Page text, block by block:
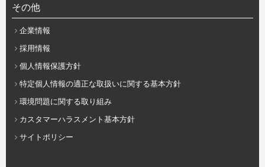
その他
企業情報
採用情報
個人情報保護方針
特定個人情報の適正な取扱いに関する基本方針
環境問題に関する取り組み
カスタマーハラスメント基本方針
サイトポリシー